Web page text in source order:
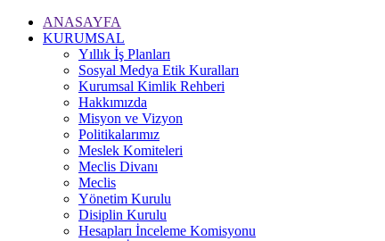
ANASAYFA
KURUMSAL
Yıllık İş Planları
Sosyal Medya Etik Kuralları
Kurumsal Kimlik Rehberi
Hakkımızda
Misyon ve Vizyon
Politikalarımız
Meslek Komiteleri
Meclis Divanı
Meclis
Yönetim Kurulu
Disiplin Kurulu
Hesapları İnceleme Komisyonu